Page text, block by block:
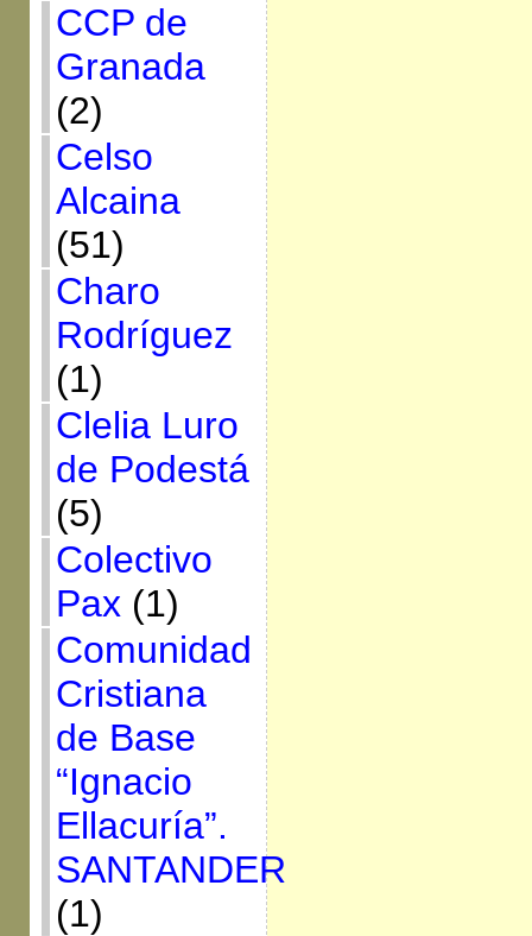
CCP de
Granada
(2)
Celso
Alcaina
(51)
Charo
Rodríguez
(1)
Clelia Luro
de Podestá
(5)
Colectivo
Pax (1)
Comunidad
Cristiana
de Base
“Ignacio
Ellacuría”.
SANTANDER
(1)